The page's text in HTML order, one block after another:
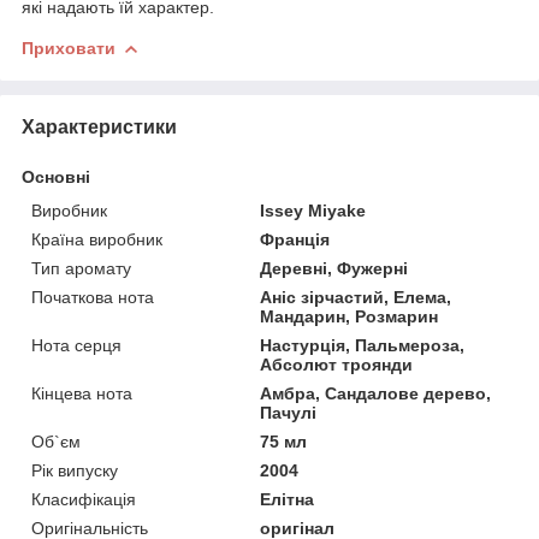
які надають їй характер.
Приховати
Характеристики
Основні
Виробник
Issey Miyake
Країна виробник
Франція
Тип аромату
Деревні, Фужерні
Початкова нота
Аніс зірчастий, Елема,
Мандарин, Розмарин
Нота серця
Настурція, Пальмероза,
Абсолют троянди
Кінцева нота
Амбра, Сандалове дерево,
Пачулі
Об`єм
75 мл
Рік випуску
2004
Класифікація
Елітна
Оригінальність
оригінал